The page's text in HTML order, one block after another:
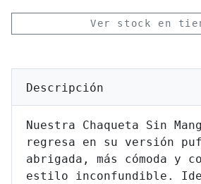
Ver stock en
Descripción
Nuestra Chaqueta Sin
regresa en su versión
abrigada, más cómoda y
estilo inconfundible.